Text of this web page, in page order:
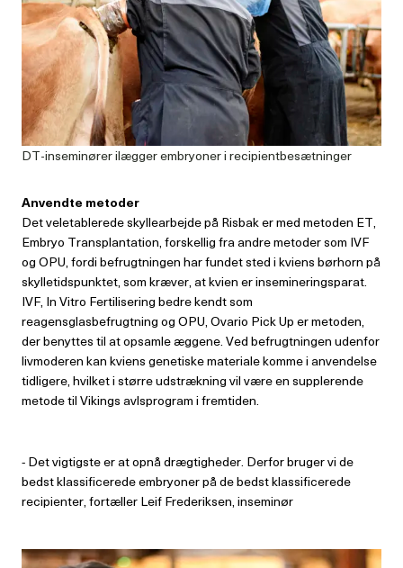
DT-inseminører ilægger embryoner i recipientbesætninger
Anvendte metoder
Det veletablerede skyllearbejde på Risbak er med metoden ET,
Embryo Transplantation, forskellig fra andre metoder som IVF
og OPU, fordi befrugtningen har fundet sted i kviens børhorn på
skylletidspunktet, som kræver, at kvien er insemineringsparat.
IVF, In Vitro Fertilisering bedre kendt som
reagensglasbefrugtning og OPU, Ovario Pick Up er metoden,
der benyttes til at opsamle æggene. Ved befrugtningen udenfor
livmoderen kan kviens genetiske materiale komme i anvendelse
tidligere, hvilket i større udstrækning vil være en supplerende
metode til Vikings avlsprogram i fremtiden.
-Det vigtigste er at opnå drægtigheder. Derfor bruger vi de
bedst klassificerede embryoner på de bedst klassificerede
recipienter, fortæller Leif Frederiksen, inseminør